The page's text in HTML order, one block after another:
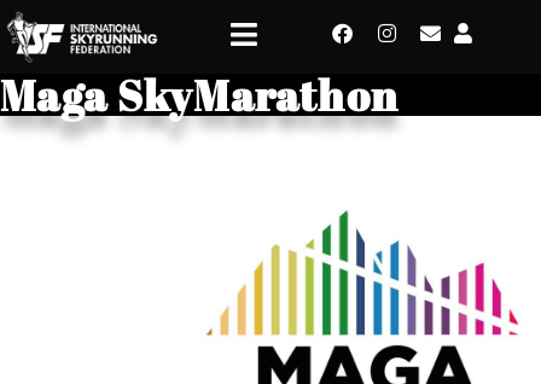
Maga SkyMarathon